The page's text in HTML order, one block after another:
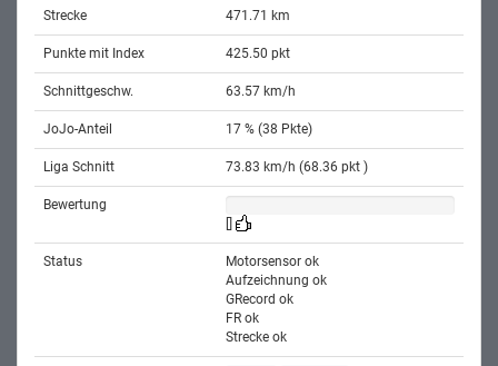
Strecke 471.71 km
Punkte mit Index 425.50 pkt
Schnittgeschw. 63.57 km/h
JoJo-Anteil 17 % (38 Pkte)
Liga Schnitt 73.83 km/h (68.36 pkt )
Bewertung
Status
Motorsensor ok
Aufzeichnung ok
GRecord ok
FR ok
Strecke ok